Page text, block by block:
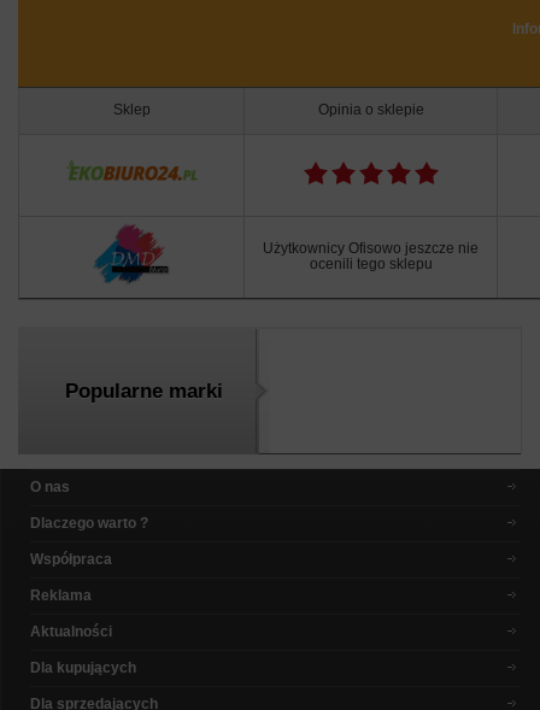
Sklep Opinia o sklepie
Użytkownicy Ofisowo jeszcze nie
ocenili tego sklepu
Popularne marki
O nas
Dlaczego warto ?
Współpraca
Reklama
Aktualności
Dla kupujących
Dla sprzedających